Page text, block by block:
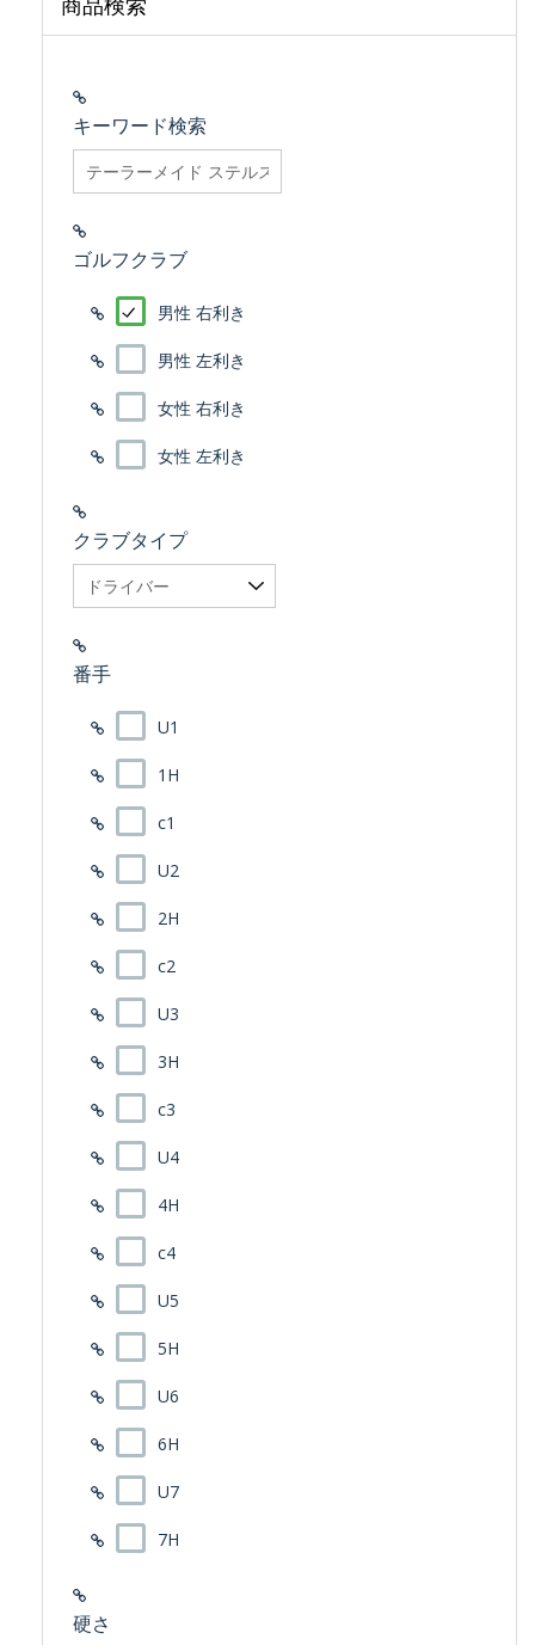
キーワード検索
ゴルフクラブ
男性 右利き
男性 左利き
女性 右利き
女性 左利き
クラブタイプ
番手
U1
1H
c1
U2
2H
c2
U3
3H
c3
U4
4H
c4
U5
5H
U6
6H
U7
7H
硬さ